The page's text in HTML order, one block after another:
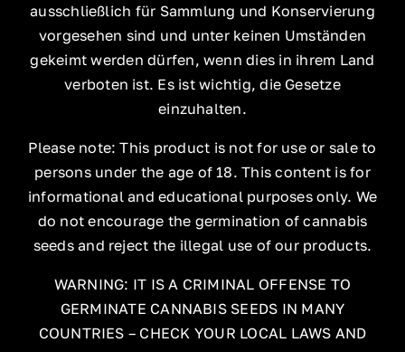
ausschließlich für Sammlung und Konservierung
vorgesehen sind und unter keinen Umständen
gekeimt werden dürfen, wenn dies in ihrem Land
verboten ist. Es ist wichtig, die Gesetze
einzuhalten.
Please note: This product is not for use or sale to
persons under the age of 18. This content is for
informational and educational purposes only. We
do not encourage the germination of cannabis
seeds and reject the illegal use of our products.
WARNING: IT IS A CRIMINAL OFFENSE TO
GERMINATE CANNABIS SEEDS IN MANY
COUNTRIES – CHECK YOUR LOCAL LAWS AND